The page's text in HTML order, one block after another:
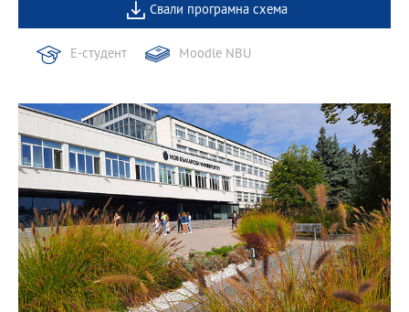
Свали програмна схема
Е-студент Moodle NBU